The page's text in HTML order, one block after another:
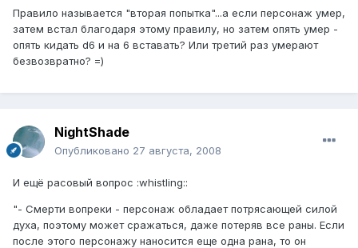
Правило называется "вторая попытка"...а если персонаж умер,
затем встал благодаря этому правилу, но затем опять умер -
опять кидать d6 и на 6 вставать? Или третий раз умерают
безвозвратно? =)
NightShade
Опубликовано 27 августа, 2008
И ещё расовый вопрос :whistling::
"- Смерти вопреки - персонаж обладает потрясающей силой
духа, поэтому может сражаться, даже потеряв все раны. Если
после этого персонажу наносится еще одна рана, то он